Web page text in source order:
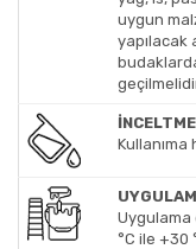
uygun
yapılacak
Kullanıma
Uygulama
°C ile +30